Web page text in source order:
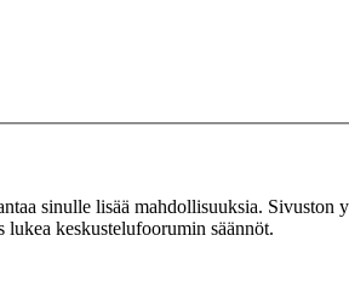
sinulle lisää mahdollisuuksia.
keskustelufoorumin säännöt.